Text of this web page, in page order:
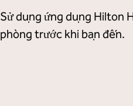
Sử dụng ứng dụng Hilton
phòng trước khi bạn đến.